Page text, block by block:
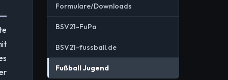
Formulare/Downloads
BSV21-FuPa
BSV21-fussball.de
Fußball Jugend